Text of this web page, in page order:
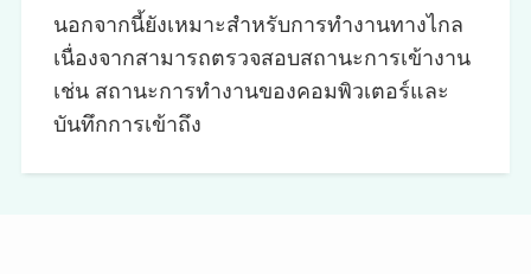
นอกจากนี้ยังเหมาะสำหรับการทำงานทางไกล
เนื่องจากสามารถตรวจสอบสถานะการเข้างาน
เช่น สถานะการทำงานของคอมพิวเตอร์และ
บันทึกการเข้าถึง